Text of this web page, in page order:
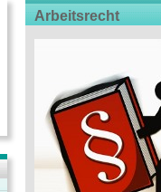
Arbeitsrecht